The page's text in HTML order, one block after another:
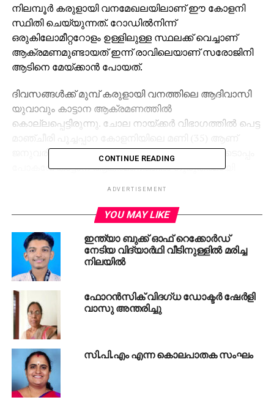
നിലമ്പൂര്‍ കരുളായി വനമേഖലയിലാണ് ഈ കോളനി
സ്ഥിതി ചെയ്യുന്നത്. റോഡില്‍നിന്ന്
ഒരുകിലോമീറ്ററോളം ഉള്ളിലുള്ള സ്ഥലക്ക് വെച്ചാണ്
ആക്രമണമുണ്ടായത് ഇന്ന് രാവിലെയാണ് സരോജിനി
ആടിനെ മേയ്ക്കാന്‍ പോയത്.
ദിവസങ്ങള്‍ക്ക് മുമ്പ് കരുളായി വനത്തിലെ ആദിവാസി
യുവാവും കാട്ടാന ആക്രമണത്തില്‍
കൊല്ലപ്പെട്ടിരുന്നു. ചോല നായ്ക്കര്‍ വിഭാഗത്തില്‍ പെട്ട
ജനുവരി നാലിന് രാത്രി കൊല്ലപ്പെട്ടത്. മകളോടൊപ്പം
പോകവേ കാട്ടാന ആക്രമണത്തില്‍ ഗുരുതരമായി
കുട്ടികളെ ട്രൈബല്‍ ഹോസ്റ്റലില്‍ ആക്കി തിരിച്ച്
വരുന്നതിനിടെയാണ് ആക്രമണം ഉണ്ടായത്.
RELATED TOPICS: DEATH NEWS WILD ELEPHANT ATTACK
UP NEXT
ആലപ്പുഴയില്‍ ഗുരുതര വൈകല്യങ്ങളോടെ
ജനിച്ച കുഞ്ഞ് അതീവ ഗുരുതരാവസ്ഥയില്‍
DON'T MISS
ആറ്റിങ്ങല്‍ ഇരട്ടക്കൊലക്കേസ്; രണ്ടാം പ്രതി
അനുശാന്തിക്കു ജാമ്യം
CONTINUE READING
ADVERTISEMENT
YOU MAY LIKE
ഇന്ത്യാ ബുക്ക് ഓഫ് റെക്കോര്‍ഡ്
നേടിയ വിദ്യാര്‍ഥി വീടിനുള്ളില്‍ മരിച്ച
നിലയില്‍
ഫോറന്‍സിക് വിദഗ്ധ ഡോക്ടര്‍ ഷേര്‍ളി
വാസു അന്തരിച്ചു
സി.പി.എം എന്ന കൊലപാതക സംഘം